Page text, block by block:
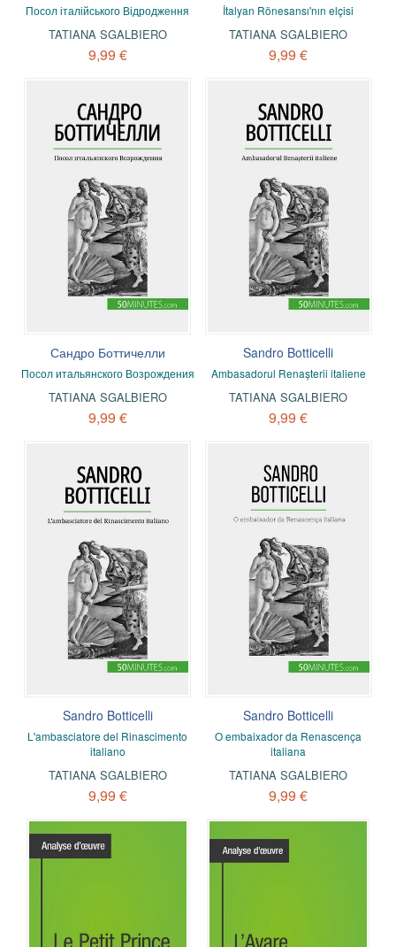
Посол італійського Відродження
TATIANA SGALBIERO
9,99 €
İtalyan Rönesansı'nın elçisi
TATIANA SGALBIERO
9,99 €
Сандро Боттичелли
Посол итальянского Возрождения
TATIANA SGALBIERO
9,99 €
Sandro Botticelli
Ambasadorul Renașterii italiene
TATIANA SGALBIERO
9,99 €
Sandro Botticelli
L'ambasciatore del Rinascimento
italiano
TATIANA SGALBIERO
9,99 €
Sandro Botticelli
O embaixador da Renascença
italiana
TATIANA SGALBIERO
9,99 €